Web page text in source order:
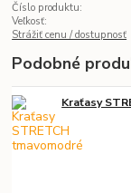
Číslo produktu:
Veľkosť:
Strážiť cenu / dostupnosť
Podobné
Kraťasy